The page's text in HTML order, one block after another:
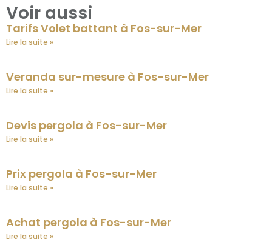
Voir aussi
Tarifs Volet battant à Fos-sur-Mer
Lire la suite »
Veranda sur-mesure à Fos-sur-Mer
Lire la suite »
Devis pergola à Fos-sur-Mer
Lire la suite »
Prix pergola à Fos-sur-Mer
Lire la suite »
Achat pergola à Fos-sur-Mer
Lire la suite »